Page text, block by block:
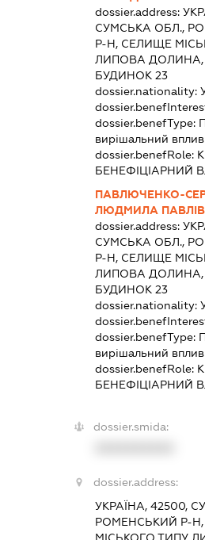
dossier.address:
СУМСЬКА ОБЛ.,
Р-Н, СЕЛИЩЕ
ЛИПОВА ДОЛИНА,
БУДИНОК 23
dossier.nationality:
dossier.benefType:
вирішальний вплив
dossier.benefRole:
БЕНЕФІЦІАРНИЙ
ПАВЛЮЧЕНКО-
ЛЮДМИЛА
dossier.address:
СУМСЬКА ОБЛ.,
Р-Н, СЕЛИЩЕ
ЛИПОВА ДОЛИНА,
БУДИНОК 23
dossier.nationality:
dossier.benefType:
вирішальний вплив
dossier.benefRole:
БЕНЕФІЦІАРНИЙ
dossier.smida:
dossier.address:
УКРАЇНА, 42500,
РОМЕНСЬКИЙ Р-
МІСЬКОГО ТИПУ